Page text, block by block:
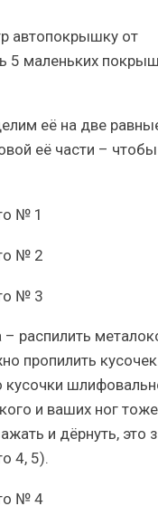
автопокрышку от
5 маленьких
её на две
её части – чтобы
распилить
пропилить
и ваших ног
и дёрнуть, это
4, 5).